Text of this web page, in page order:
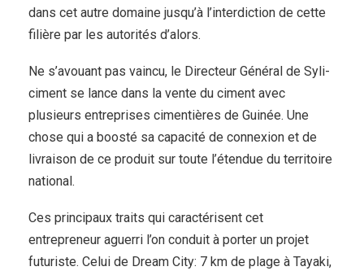
dans cet autre domaine jusqu’à l’interdiction de cette
filière par les autorités d’alors.
Ne s’avouant pas vaincu, le Directeur Général de Syli-
ciment se lance dans la vente du ciment avec
plusieurs entreprises cimentières de Guinée. Une
chose qui a boosté sa capacité de connexion et de
livraison de ce produit sur toute l’étendue du territoire
national.
Ces principaux traits qui caractérisent cet
entrepreneur aguerri l’on conduit à porter un projet
futuriste. Celui de Dream City: 7 km de plage à Tayaki,